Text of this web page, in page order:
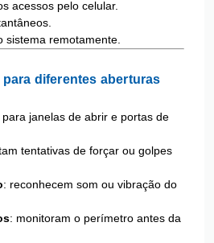
acessos pelo celular.
sistema remotamente.
diferentes aberturas
para janelas de abrir e portas de
tentativas de forçar ou golpes
: reconhecem som ou vibração do
: monitoram o perímetro antes da